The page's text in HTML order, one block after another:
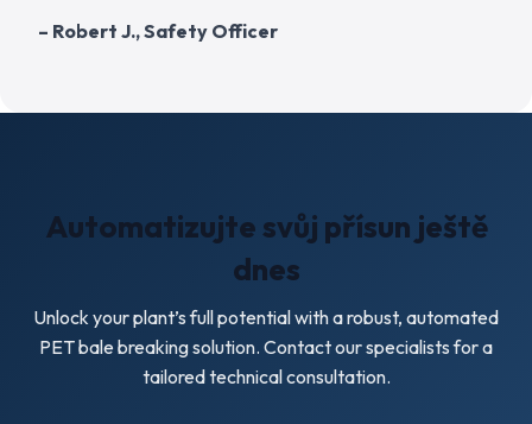
– Robert J., Safety Officer
Automatizujte svůj přísun ještě
dnes
Unlock your plant’s full potential with a robust, automated
PET bale breaking solution. Contact our specialists for a
tailored technical consultation.